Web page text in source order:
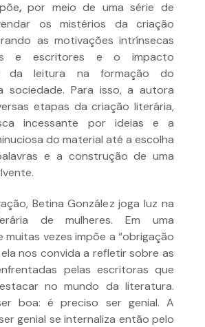
,por meio de uma série de
os mistérios da criação
as motivações intrínsecas
e escritores e o impacto
da leitura na formação do
sociedade. Para isso, a autora
etapas da criação literária,
incessante por ideias e a
do material até a escolha
e a construção de uma
Betina González joga luz na
de mulheres. Em uma
muitas vezes impõe a “obrigação
ela nos convida a refletir sobre as
pelas escritoras que
no mundo da literatura.
boa: é preciso ser genial. A
genial se internaliza então pelo